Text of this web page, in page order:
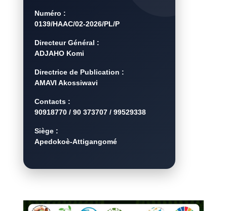
Numéro :
0139/HAAC/02-2026/PL/P
Directeur Général :
ADJAHO Komi
Directrice de Publication :
AMAVI Akossiwavi
Contacts :
90918770 / 90 373707 / 99529338
Siège :
Apedokoè-Attigangomé